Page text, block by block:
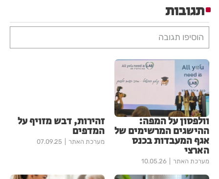
תגובות
הוסיפו תגובה
וולפסון על המפה:
ההישגים המרשימים של
אגף המעבדות בכנס
הארצי
מערכת האתר 10.05.26
זהירות, דבש מזויף על
המדפים
מערכת האתר 07.09.25